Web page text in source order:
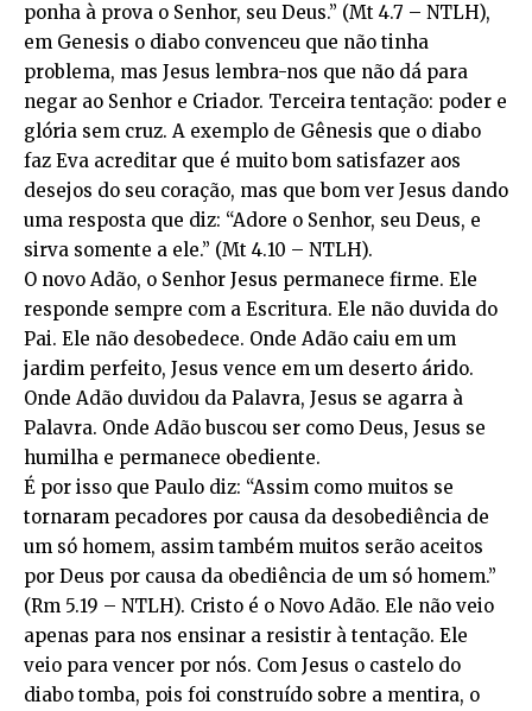
ponha à prova o Senhor, seu Deus.” (Mt 4.7 – NTLH),
em Genesis o diabo convenceu que não tinha
problema, mas Jesus lembra-nos que não dá para
negar ao Senhor e Criador. Terceira tentação: poder e
glória sem cruz. A exemplo de Gênesis que o diabo
faz Eva acreditar que é muito bom satisfazer aos
desejos do seu coração, mas que bom ver Jesus dando
uma resposta que diz: “Adore o Senhor, seu Deus, e
sirva somente a ele.” (Mt 4.10 – NTLH).
O novo Adão, o Senhor Jesus permanece firme. Ele
responde sempre com a Escritura. Ele não duvida do
Pai. Ele não desobedece. Onde Adão caiu em um
jardim perfeito, Jesus vence em um deserto árido.
Onde Adão duvidou da Palavra, Jesus se agarra à
Palavra. Onde Adão buscou ser como Deus, Jesus se
humilha e permanece obediente.
É por isso que Paulo diz: “Assim como muitos se
tornaram pecadores por causa da desobediência de
um só homem, assim também muitos serão aceitos
por Deus por causa da obediência de um só homem.”
(Rm 5.19 – NTLH). Cristo é o Novo Adão. Ele não veio
apenas para nos ensinar a resistir à tentação. Ele
veio para vencer por nós. Com Jesus o castelo do
diabo tomba, pois foi construído sobre a mentira, o